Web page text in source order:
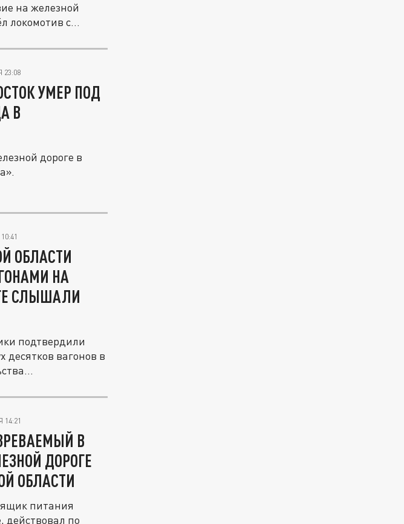
на железной
локомотив с
23:08
УМЕР ПОД
В
дороге в
ОБЛАСТИ
НА
СЛЫШАЛИ
подтвердили
десятков вагонов в
14:21
В
ДОРОГЕ
ОБЛАСТИ
питания
действовал по